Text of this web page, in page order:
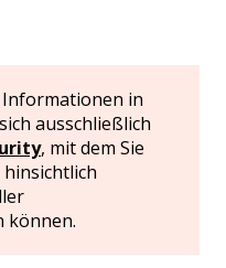
Informationen in
ausschließlich
, mit dem Sie
können.